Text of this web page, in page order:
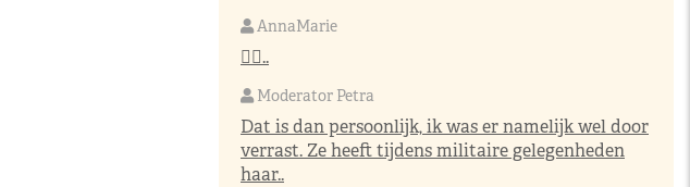
AnnaMarie
👌🏼..
Moderator Petra
Dat is dan persoonlijk, ik was er namelijk wel door
verrast. Ze heeft tijdens militaire gelegenheden
haar..